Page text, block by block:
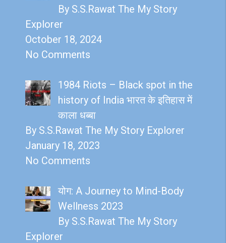
By S.S.Rawat The My Story
Explorer
October 18, 2024
No Comments
1984 Riots – Black spot in the
history of India भारत के इतिहास में
काला धब्बा
By S.S.Rawat The My Story Explorer
January 18, 2023
No Comments
योग: A Journey to Mind-Body
Wellness 2023
By S.S.Rawat The My Story
Explorer